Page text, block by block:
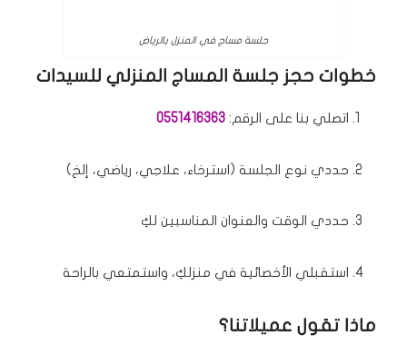
جلسة مساج في المنزل بالرياض
خطوات حجز جلسة المساج المنزلي للسيدات
اتصلي بنا على الرقم: 0551416363
حددي نوع الجلسة (استرخاء، علاجي، رياضي، إلخ)
حددي الوقت والعنوان المناسبين لكِ
استقبلي الأخصائية في منزلكِ، واستمتعي بالراحة
ماذا تقول عميلاتنا؟